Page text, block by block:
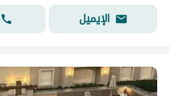
الإيميل